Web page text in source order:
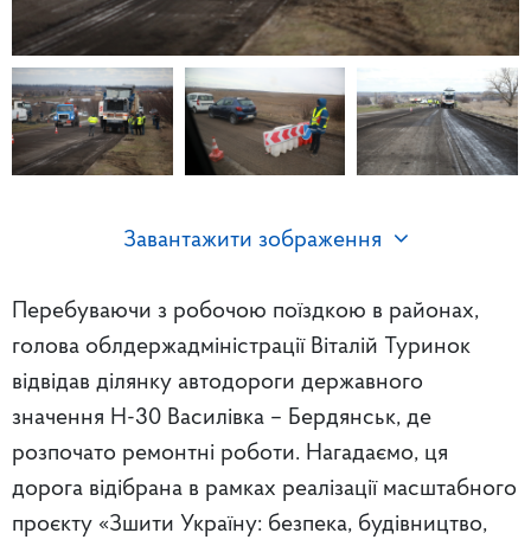
Завантажити зображення
Перебуваючи з робочою поїздкою в районах,
голова облдержадміністрації Віталій Туринок
відвідав ділянку автодороги державного
значення Н-30 Василівка – Бердянськ, де
розпочато ремонтні роботи. Нагадаємо, ця
дорога відібрана в рамках реалізації масштабного
проєкту «Зшити Україну: безпека, будівництво,